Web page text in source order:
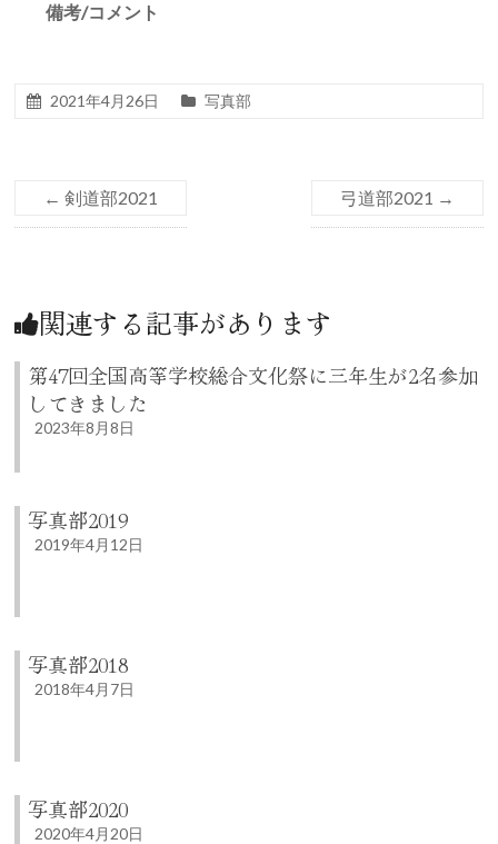
備考/コメント
2021年4月26日 写真部
← 剣道部2021 弓道部2021 →
関連する記事があります
第47回全国高等学校総合文化祭に三年生が2名参加
してきました
2023年8月8日
写真部2019
2019年4月12日
写真部2018
2018年4月7日
写真部2020
2020年4月20日